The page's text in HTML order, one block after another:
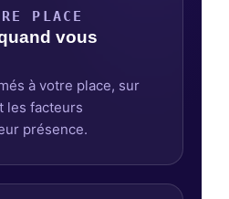
PLACE
vous
à votre place, sur
les facteurs
présence.